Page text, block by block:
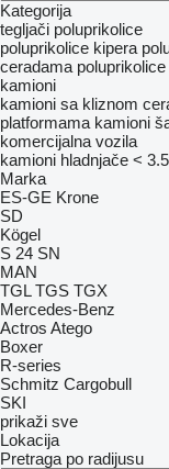
Kategorija
tegljači poluprikolice
poluprikolice kipera
ceradama
kamioni
kamioni sa kliznom
platformama kamioni
komercijalna vozila
kamioni hladnjače <
Marka
ES-GE Krone
SD
Kögel
S 24 SN
MAN
TGL TGS TGX
Mercedes-Benz
Actros Atego
Boxer
R-series
Schmitz Cargobull
SKI
prikaži sve
Lokacija
Pretraga po radijusu